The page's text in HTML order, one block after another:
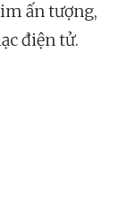
ấn tượng,
điện tử.